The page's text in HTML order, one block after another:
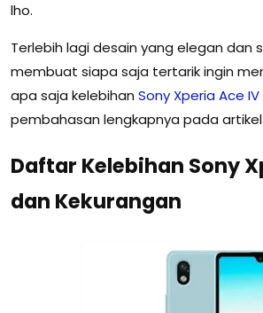
lho.
Terlebih lagi desain yang elegan dan
membuat siapa saja tertarik ingin
apa saja kelebihan Sony XperiaAce IV
pembahasan lengkapnya pada artikel
Daftar Kelebihan Sony
dan Kekurangan